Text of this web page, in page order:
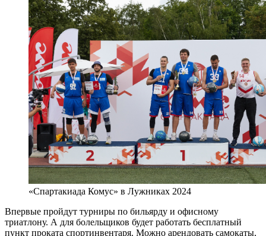
«Спартакиада Комус» в Лужниках 2024
Впервые пройдут турниры по бильярду и офисному
триатлону. А для болельщиков будет работать бесплатный
пункт проката спортинвентаря. Можно арендовать самокаты,